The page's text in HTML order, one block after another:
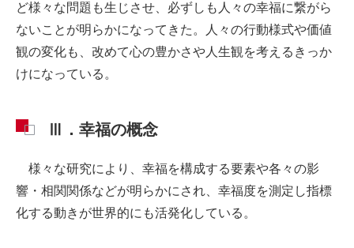
ど様々な問題も生じさせ、必ずしも人々の幸福に繋がら
ないことが明らかになってきた。人々の行動様式や価値
観の変化も、改めて心の豊かさや人生観を考えるきっか
けになっている。
Ⅲ．幸福の概念
様々な研究により、幸福を構成する要素や各々の影
響・相関関係などが明らかにされ、幸福度を測定し指標
化する動きが世界的にも活発化している。